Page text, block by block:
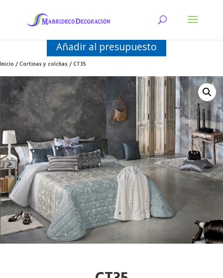
Añadir al presupuesto
Inicio/Cortinas y colchas/ CT35